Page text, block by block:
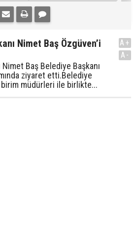
Nimet Baş Özgüven’i
Baş Belediye Başkanı
ziyaret etti.Belediye
birim müdürleri ile birlikte...
A+
A-